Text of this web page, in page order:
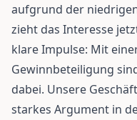
aufgrund der
zieht das Interesse
klare Impulse: Mit
Gewinnbeteiligung
dabei. Unsere
starkes Argument in